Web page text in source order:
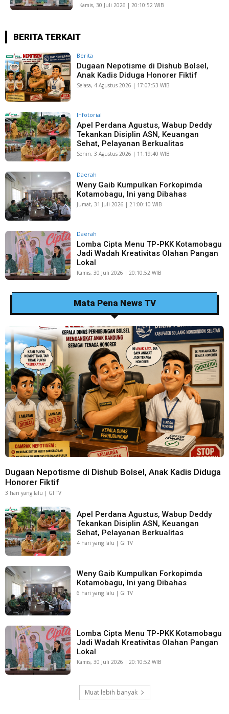
Kamis, 30 Juli 2026 | 20:10:52 WIB
BERITA TERKAIT
Berita
Dugaan Nepotisme di Dishub Bolsel,
Anak Kadis Diduga Honorer Fiktif
Selasa, 4 Agustus 2026 | 17:07:53 WIB
Infotorial
Apel Perdana Agustus, Wabup Deddy
Tekankan Disiplin ASN, Keuangan
Sehat, Pelayanan Berkualitas
Senin, 3 Agustus 2026 | 11:19:40 WIB
Daerah
Weny Gaib Kumpulkan Forkopimda
Kotamobagu, Ini yang Dibahas
Jumat, 31 Juli 2026 | 21:00:10 WIB
Daerah
Lomba Cipta Menu TP-PKK Kotamobagu
Jadi Wadah Kreativitas Olahan Pangan
Lokal
Kamis, 30 Juli 2026 | 20:10:52 WIB
Mata Pena News TV
Dugaan Nepotisme di Dishub Bolsel, Anak Kadis Diduga
Honorer Fiktif
3 hari yang lalu | GI TV
Apel Perdana Agustus, Wabup Deddy
Tekankan Disiplin ASN, Keuangan
Sehat, Pelayanan Berkualitas
4 hari yang lalu | GI TV
Weny Gaib Kumpulkan Forkopimda
Kotamobagu, Ini yang Dibahas
6 hari yang lalu | GI TV
Lomba Cipta Menu TP-PKK Kotamobagu
Jadi Wadah Kreativitas Olahan Pangan
Lokal
Kamis, 30 Juli 2026 | 20:10:52 WIB
Muat lebih banyak